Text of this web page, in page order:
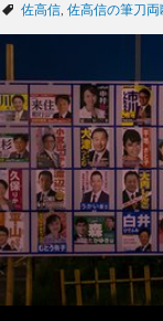
テ
タ
佐高信 佐高信の筆刀両